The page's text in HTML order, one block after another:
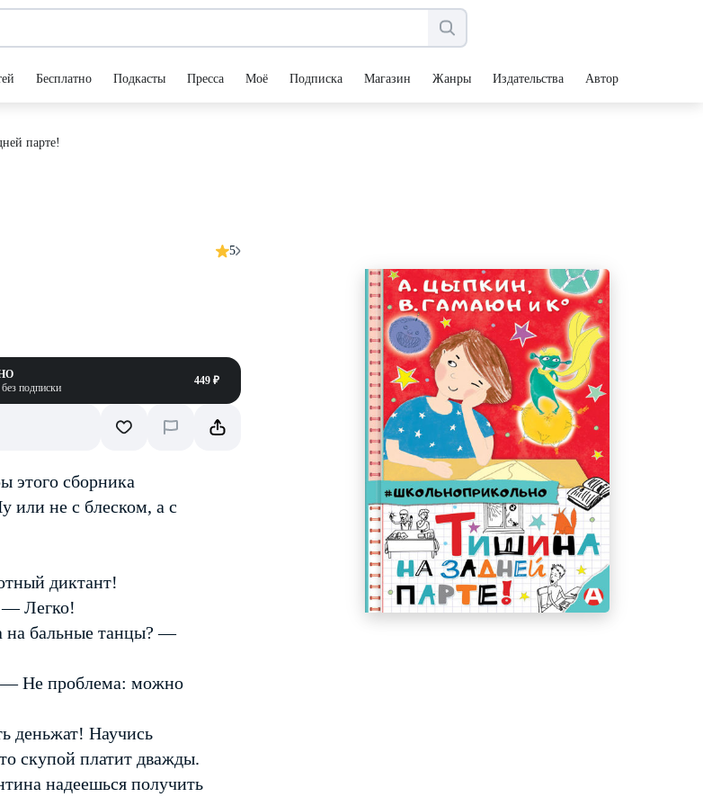
Бесплатно Подкасты Пресса Моё Подписка Магазин Жанры Издательства Авторы
парте!
5
подписки
449 ₽
этого сборника
или не с блеском, а с
диктант!
— Легко!
на бальные танцы? —
— Не проблема: можно
деньжат! Научись
скупой платит дважды.
надеешься получить